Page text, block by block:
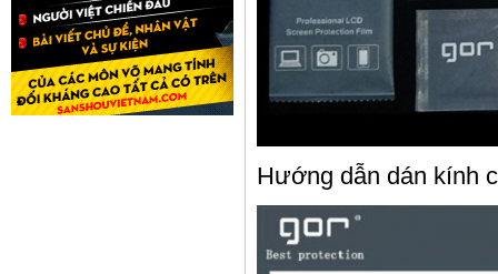
Hướng dẫn dán kính